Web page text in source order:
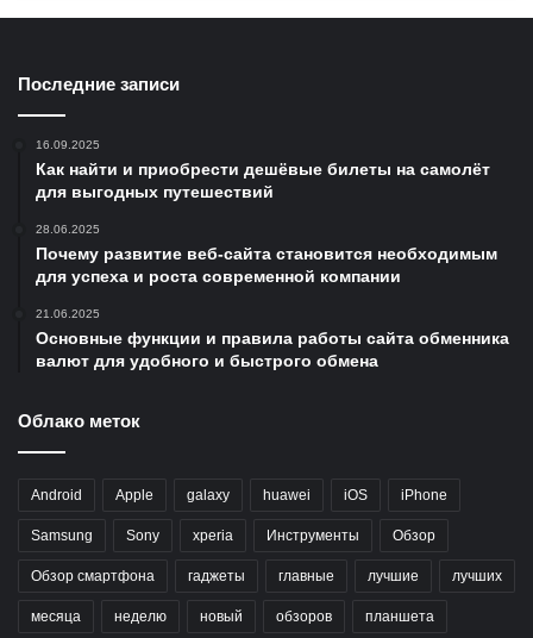
Последние записи
16.09.2025
Как найти и приобрести дешёвые билеты на самолёт
для выгодных путешествий
28.06.2025
Почему развитие веб-сайта становится необходимым
для успеха и роста современной компании
21.06.2025
Основные функции и правила работы сайта обменника
валют для удобного и быстрого обмена
Облако меток
Android Apple galaxy huawei iOS iPhone
Samsung Sony xperia Инструменты Обзор
Обзор смартфона гаджеты главные лучшие лучших
месяца неделю новый обзоров планшета